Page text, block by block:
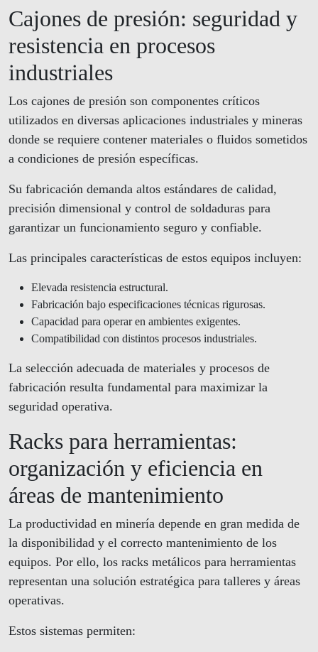
Cajones de presión: seguridad y
resistencia en procesos
industriales
Los cajones de presión son componentes críticos
utilizados en diversas aplicaciones industriales y mineras
donde se requiere contener materiales o fluidos sometidos
a condiciones de presión específicas.
Su fabricación demanda altos estándares de calidad,
precisión dimensional y control de soldaduras para
garantizar un funcionamiento seguro y confiable.
Las principales características de estos equipos incluyen:
Elevada resistencia estructural.
Fabricación bajo especificaciones técnicas rigurosas.
Capacidad para operar en ambientes exigentes.
Compatibilidad con distintos procesos industriales.
La selección adecuada de materiales y procesos de
fabricación resulta fundamental para maximizar la
seguridad operativa.
Racks para herramientas:
organización y eficiencia en
áreas de mantenimiento
La productividad en minería depende en gran medida de
la disponibilidad y el correcto mantenimiento de los
equipos. Por ello, los racks metálicos para herramientas
representan una solución estratégica para talleres y áreas
operativas.
Estos sistemas permiten: